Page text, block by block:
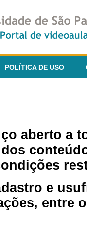
POLÍTICA DE USO
aberto a
e
entre